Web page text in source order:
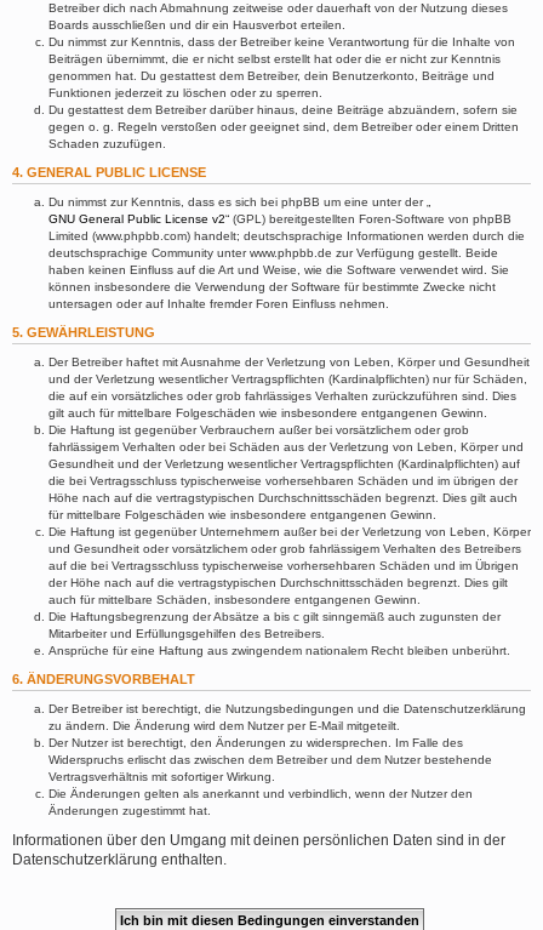
Betreiber dich nach Abmahnung zeitweise oder dauerhaft von der Nutzung dieses
Boards ausschließen und dir ein Hausverbot erteilen.
Du nimmst zur Kenntnis, dass der Betreiber keine Verantwortung für die Inhalte von
Beiträgen übernimmt, die er nicht selbst erstellt hat oder die er nicht zur Kenntnis
genommen hat. Du gestattest dem Betreiber, dein Benutzerkonto, Beiträge und
Funktionen jederzeit zu löschen oder zu sperren.
Du gestattest dem Betreiber darüber hinaus, deine Beiträge abzuändern, sofern sie
gegen o. g. Regeln verstoßen oder geeignet sind, dem Betreiber oder einem Dritten
Schaden zuzufügen.
4. GENERAL PUBLIC LICENSE
Du nimmst zur Kenntnis, dass es sich bei phpBB um eine unter der „
GNU General Public License v2“ (GPL) bereitgestellten Foren-Software von phpBB
Limited (www.phpbb.com) handelt; deutschsprachige Informationen werden durch die
deutschsprachige Community unter www.phpbb.de zur Verfügung gestellt. Beide
haben keinen Einfluss auf die Art und Weise, wie die Software verwendet wird. Sie
können insbesondere die Verwendung der Software für bestimmte Zwecke nicht
untersagen oder auf Inhalte fremder Foren Einfluss nehmen.
5. GEWÄHRLEISTUNG
Der Betreiber haftet mit Ausnahme der Verletzung von Leben, Körper und Gesundheit
und der Verletzung wesentlicher Vertragspflichten (Kardinalpflichten) nur für Schäden,
die auf ein vorsätzliches oder grob fahrlässiges Verhalten zurückzuführen sind. Dies
gilt auch für mittelbare Folgeschäden wie insbesondere entgangenen Gewinn.
Die Haftung ist gegenüber Verbrauchern außer bei vorsätzlichem oder grob
fahrlässigem Verhalten oder bei Schäden aus der Verletzung von Leben, Körper und
Gesundheit und der Verletzung wesentlicher Vertragspflichten (Kardinalpflichten) auf
die bei Vertragsschluss typischerweise vorhersehbaren Schäden und im übrigen der
Höhe nach auf die vertragstypischen Durchschnittsschäden begrenzt. Dies gilt auch
für mittelbare Folgeschäden wie insbesondere entgangenen Gewinn.
Die Haftung ist gegenüber Unternehmern außer bei der Verletzung von Leben, Körper
und Gesundheit oder vorsätzlichem oder grob fahrlässigem Verhalten des Betreibers
auf die bei Vertragsschluss typischerweise vorhersehbaren Schäden und im Übrigen
der Höhe nach auf die vertragstypischen Durchschnittsschäden begrenzt. Dies gilt
auch für mittelbare Schäden, insbesondere entgangenen Gewinn.
Die Haftungsbegrenzung der Absätze a bis c gilt sinngemäß auch zugunsten der
Mitarbeiter und Erfüllungsgehilfen des Betreibers.
Ansprüche für eine Haftung aus zwingendem nationalem Recht bleiben unberührt.
6. ÄNDERUNGSVORBEHALT
Der Betreiber ist berechtigt, die Nutzungsbedingungen und die Datenschutzerklärung
zu ändern. Die Änderung wird dem Nutzer per E-Mail mitgeteilt.
Der Nutzer ist berechtigt, den Änderungen zu widersprechen. Im Falle des
Widerspruchs erlischt das zwischen dem Betreiber und dem Nutzer bestehende
Vertragsverhältnis mit sofortiger Wirkung.
Die Änderungen gelten als anerkannt und verbindlich, wenn der Nutzer den
Änderungen zugestimmt hat.
Informationen über den Umgang mit deinen persönlichen Daten sind in der
Datenschutzerklärung enthalten.